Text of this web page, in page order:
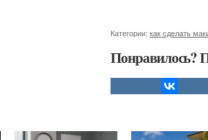
Категории: как сделать
Понравилось?